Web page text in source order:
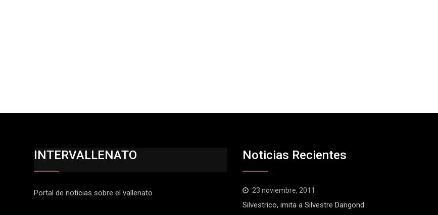
INTERVALLENATO
Portal de noticias sobre el vallenato
Noticias Recientes
23 noviembre, 2011
Silvestrico, imita a Silvestre Dangond